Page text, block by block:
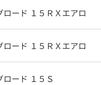
ロード １５ＲＸエアロ
ロード １５ＲＸエアロ
ロード １５Ｓ